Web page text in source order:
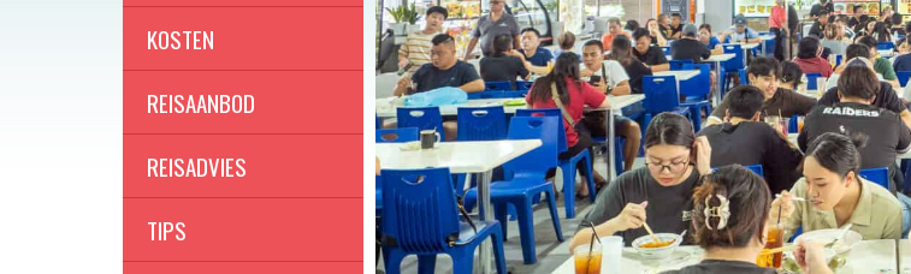
KOSTEN
REISAANBOD
REISADVIES
TIPS